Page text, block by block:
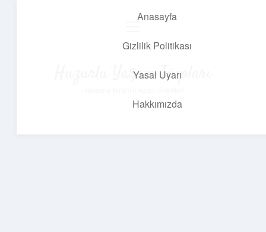
Anasayfa
Gizlilik Politikası
Yasal Uyarı
Hakkımızda
Huzurlu Yaşam Tüyoları